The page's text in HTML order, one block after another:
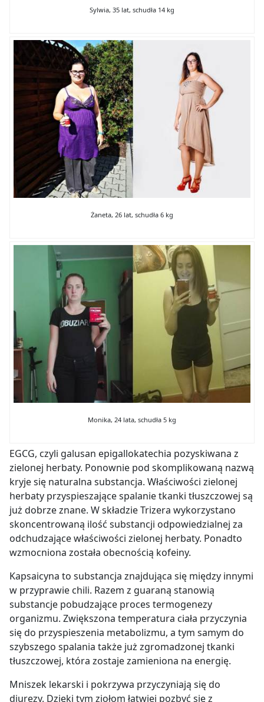
Sylwia, 35 lat, schudła 14 kg
Żaneta, 26 lat, schudła 6 kg
Monika, 24 lata, schudła 5 kg
EGCG, czyli galusan epigallokatechia pozyskiwana z
zielonej herbaty. Ponownie pod skomplikowaną nazwą
kryje się naturalna substancja. Właściwości zielonej
herbaty przyspieszające spalanie tkanki tłuszczowej są
już dobrze znane. W składzie Trizera wykorzystano
skoncentrowaną ilość substancji odpowiedzialnej za
odchudzające właściwości zielonej herbaty. Ponadto
wzmocniona została obecnością kofeiny.
Kapsaicyna to substancja znajdująca się między innymi
w przyprawie chili. Razem z guaraną stanowią
substancje pobudzające proces termogenezy
organizmu. Zwiększona temperatura ciała przyczynia
się do przyspieszenia metabolizmu, a tym samym do
szybszego spalania także już zgromadzonej tkanki
tłuszczowej, która zostaje zamieniona na energię.
Mniszek lekarski i pokrzywa przyczyniają się do
diurezy. Dzięki tym ziołom łatwiej pozbyć się z